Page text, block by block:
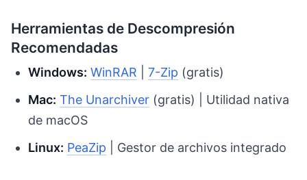
Herramientas de Descompresión
Recomendadas
Windows: WinRAR |7-Zip (gratis)
Mac: The Unarchiver (gratis) | Utilidad nativa
de macOS
Linux: PeaZip | Gestor de archivos integrado